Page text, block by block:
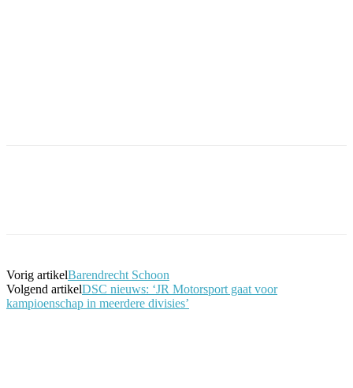
Vorig artikelBarendrecht Schoon
Volgend artikelDSC nieuws: ‘JR Motorsport gaat voor
kampioenschap in meerdere divisies’